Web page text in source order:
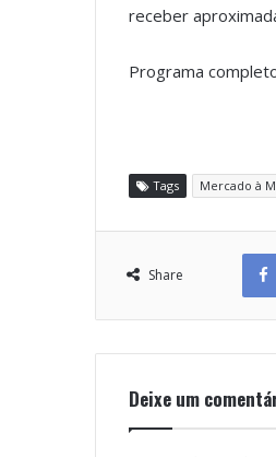
receber
Programa
Tags Mercado à
Share
Deixe um